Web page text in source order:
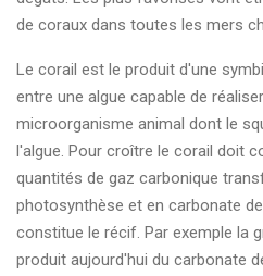
de coraux dans toutes les mers
Le corail est le produit d'une
entre une algue capable de
microorganisme animal dont le
l'algue. Pour croître le corail doit
quantités de gaz carbonique
photosynthèse et en carbonate
constitue le récif. Par exemple la
produit aujourd'hui du carbonate